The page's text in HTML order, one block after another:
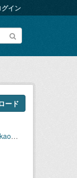
グイン
ード